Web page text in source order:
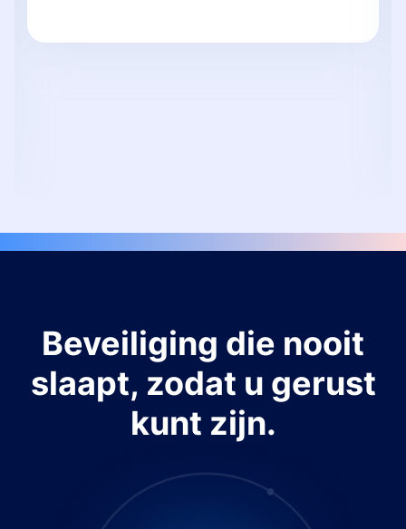
Beveiliging die nooit
slaapt, zodat u gerust
kunt zijn.